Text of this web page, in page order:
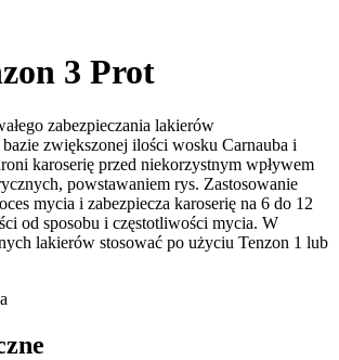
3 Prot
zabezpieczania lakierów
zwiększonej ilości wosku Carnauba i
karoserię przed niekorzystnym wpływem
powstawaniem rys. Zastosowanie
mycia i zabezpiecza karoserię na 6 do 12
od sposobu i częstotliwości mycia. W
lakierów stosować po użyciu Tenzon 1 lub